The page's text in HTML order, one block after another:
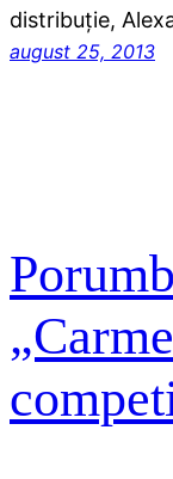
distribuție,
august 25, 2013